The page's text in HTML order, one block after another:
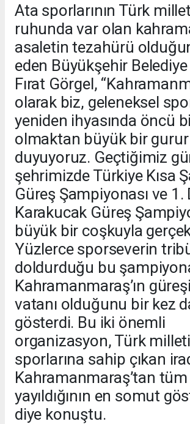
Ata sporlarının Türk
ruhunda var olan
asaletin tezahürü
eden Büyükşehir Belediye
Fırat Görgel,
olarak biz, geleneksel
yeniden ihyasında öncü
olmaktan büyük bir gurur
duyuyoruz. Geçtiğimiz
şehrimizde Türkiye Kısa
Güreş Şampiyonası ve 1.
Karakucak Güreş
büyük bir coşkuyla
Yüzlerce sporseverin
doldurduğu bu
Kahramanmaraş’ın
vatanı olduğunu bir kez
gösterdi. Bu iki önemli
organizasyon, Türk
sporlarına sahip çıkan
Kahramanmaraş’tan
yayıldığının en somut
diye konuştu.